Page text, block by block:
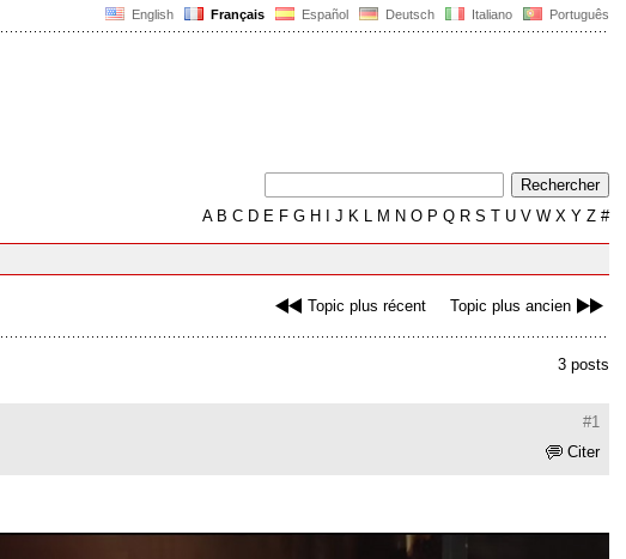
English Français Español Deutsch Italiano Português
AB C D E F G H J K L M N O P Q R S T U V W X Y Z #
Topic plus récent Topic plus ancien
3 posts
#1
Citer